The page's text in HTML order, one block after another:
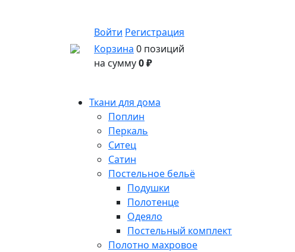
Войти Регистрация
Корзина 0 позиций
на сумму0 ₽
Ткани для дома
Поплин
Перкаль
Ситец
Сатин
Постельное бельё
Подушки
Полотенце
Одеяло
Постельный комплект
Полотно махровое